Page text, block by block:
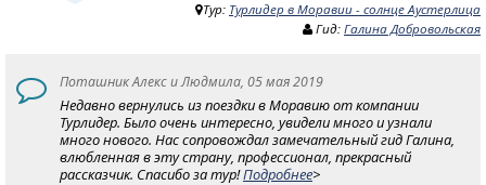
Тур: Турлидер в Моравии - солнце Аустерлица
Гид: Галина Добровольская
Поташник Алекс и Людмила, 05 мая 2019
Недавно вернулись из поездки в Моравию от компании
Турлидер. Было очень интересно, увидели много и узнали
много нового. Нас сопровождал замечательный гид Галина,
влюбленная в эту страну, профессионал, прекрасный
рассказчик. Спасибо за тур!Подробнее>